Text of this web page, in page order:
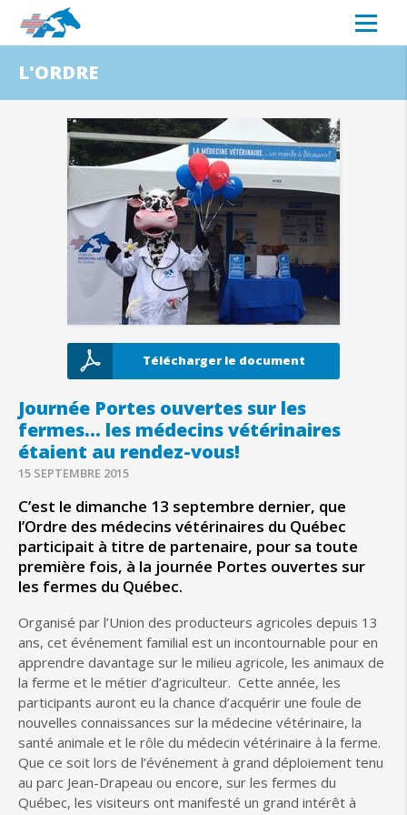
L'ORDRE
Télécharger le document
Journée Portes ouvertes sur les
fermes… les médecins vétérinaires
étaient au rendez-vous!
15 SEPTEMBRE 2015
C’est le dimanche 13 septembre dernier, que
l’Ordre des médecins vétérinaires du Québec
participait à titre de partenaire, pour sa toute
première fois, à la journée Portes ouvertes sur
les fermes du Québec.
Organisé par l’Union des producteurs agricoles depuis 13
ans, cet événement familial est un incontournable pour en
apprendre davantage sur le milieu agricole, les animaux de
la ferme et le métier d’agriculteur. Cette année, les
participants auront eu la chance d’acquérir une foule de
nouvelles connaissances sur la médecine vétérinaire, la
santé animale et le rôle du médecin vétérinaire à la ferme.
Que ce soit lors de l’événement à grand déploiement tenu
au parc Jean-Drapeau ou encore, sur les fermes du
Québec, les visiteurs ont manifesté un grand intérêt à